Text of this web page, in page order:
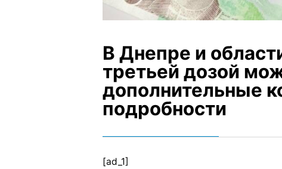
В Днепре и
третьей дозой
дополнительные
подробности
[ad_1]